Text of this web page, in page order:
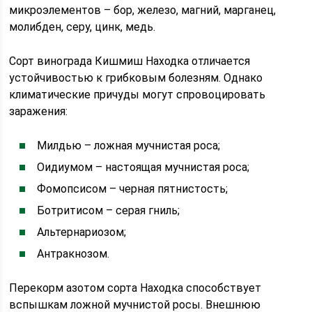
микроэлементов – бор, железо, магний, марганец,
молибден, серу, цинк, медь.
Сорт винограда Кишмиш Находка отличается
устойчивостью к грибковым болезням. Однако
климатические причуды могут спровоцировать
заражения:
Милдью – ложная мучнистая роса;
Оидиумом – настоящая мучнистая роса;
Фомопсисом – черная пятнистость;
Ботритисом – серая гниль;
Альтернариозом;
Антракнозом.
Перекорм азотом сорта Находка способствует
вспышкам ложной мучнистой росы. Внешнюю